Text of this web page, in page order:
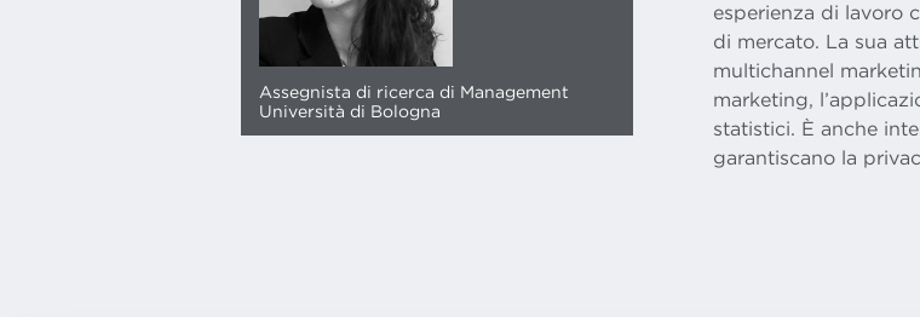
Assegnista di ricerca di Management
Università di Bologna
esperienza di lavoro
di mercato. La sua
multichannel
marketing,
statistici. È anche
garantiscano la